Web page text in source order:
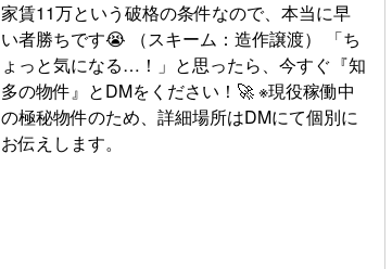
家賃11万という破格の条件なので、本当に早
い者勝ちです😭 （スキーム：造作譲渡） 「ち
ょっと気になる…！」と思ったら、今すぐ『知
多の物件』とDMをください！🚀 ※現役稼働中
の極秘物件のため、詳細場所はDMにて個別に
お伝えします。